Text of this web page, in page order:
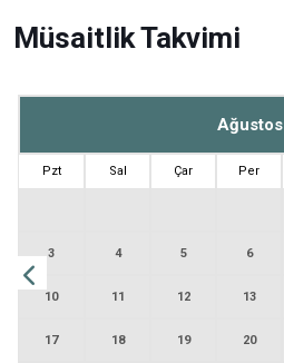
Müsaitlik Takvimi
Ağustos
Pzt Sal Çar Per
3 4 5 6
10 11 12 13
17 18 19 20